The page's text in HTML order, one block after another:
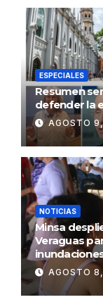
ESPECIALES
Resumen
defender la
AGOSTO
NOTICIAS
Minsa
Veraguas
AGOSTO